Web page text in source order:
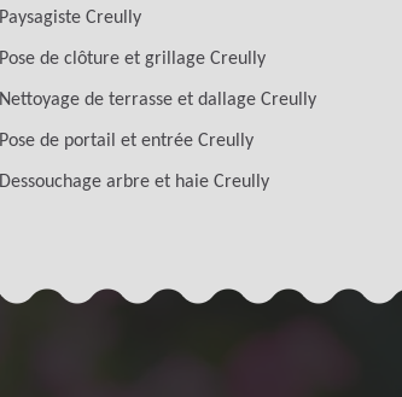
Paysagiste Creully
Pose de clôture et grillage Creully
Nettoyage de terrasse et dallage Creully
Pose de portail et entrée Creully
Dessouchage arbre et haie Creully